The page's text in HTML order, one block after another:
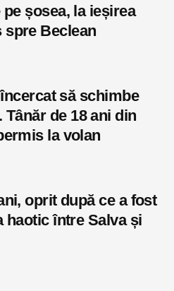
șosea, la ieșirea
spre Beclean
să schimbe
de 18 ani din
la volan
oprit după ce a fost
haotic între Salva și